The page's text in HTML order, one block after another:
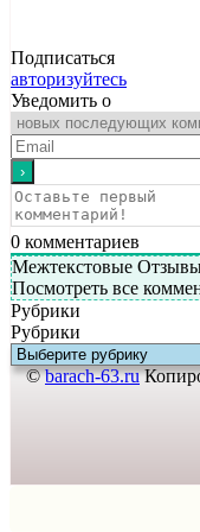
Подписаться
авторизуйтесь
Уведомить о
0 комментариев
Межтекстовые
Посмотреть все
Рубрики
Рубрики
©barach-63.ru